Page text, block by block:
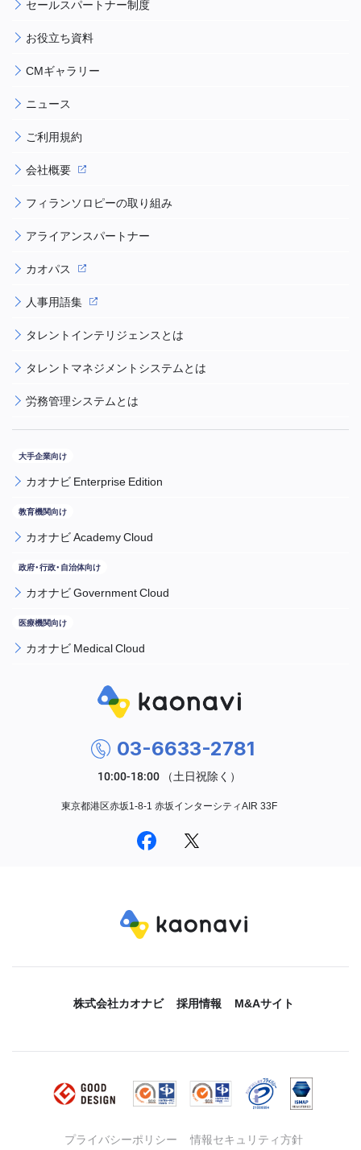
セールスパートナー制度
お役立ち資料
CMギャラリー
ニュース
ご利用規約
会社概要
フィランソロピーの取り組み
アライアンスパートナー
カオパス
人事用語集
タレントインテリジェンスとは
タレントマネジメントシステムとは
労務管理システムとは
カオナビ Enterprise Edition
カオナビ Academy Cloud
カオナビ Government Cloud
カオナビ Medical Cloud
03-6633-2781
東京都港区赤坂1-8-1 赤坂インターシティAIR 33F
株式会社カオナビ 採用情報 M&Aサイト
プライバシーポリシー 情報セキュリティ方針